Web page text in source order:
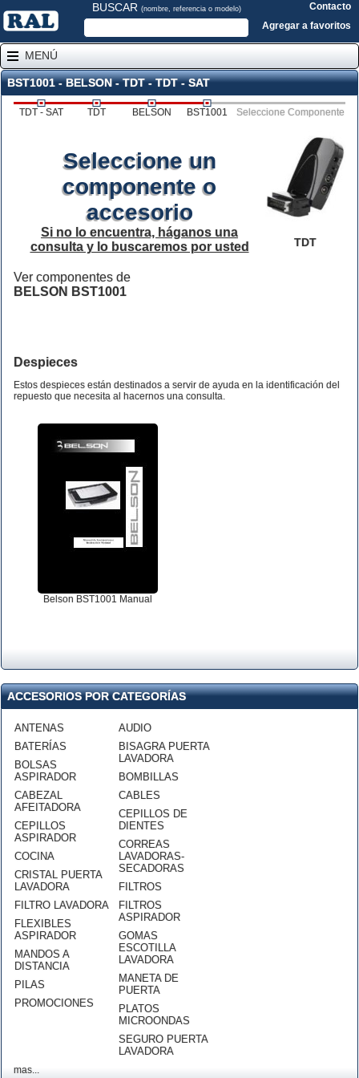
BUSCAR (nombre, referencia o modelo)
Contacto
Agregar a favoritos
MENÚ
BST1001 - BELSON - TDT - TDT - SAT
TDT - SAT TDT BELSON BST1001 Seleccione Componente
TDT
Seleccione un
componente o
accesorio
Si no lo encuentra, háganos una
consulta y lo buscaremos por usted
Ver componentes de
BELSON BST1001
Despieces
Estos despieces están destinados a servir de ayuda en la identificación del
repuesto que necesita al hacernos una consulta.
Belson BST1001 Manual
ACCESORIOS POR CATEGORÍAS
ANTENAS
BATERÍAS
BOLSAS
ASPIRADOR
CABEZAL
AFEITADORA
CEPILLOS
ASPIRADOR
COCINA
CRISTAL PUERTA
LAVADORA
FILTRO LAVADORA
FLEXIBLES
ASPIRADOR
MANDOS A
DISTANCIA
PILAS
PROMOCIONES
AUDIO
BISAGRA PUERTA
LAVADORA
BOMBILLAS
CABLES
CEPILLOS DE
DIENTES
CORREAS
LAVADORAS-
SECADORAS
FILTROS
FILTROS
ASPIRADOR
GOMAS
ESCOTILLA
LAVADORA
MANETA DE
PUERTA
PLATOS
MICROONDAS
SEGURO PUERTA
LAVADORA
mas...